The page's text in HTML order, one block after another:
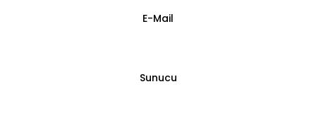
E-Mail
Sunucu